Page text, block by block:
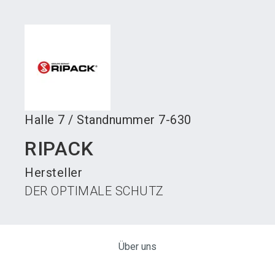
Halle 7 / Standnummer 7-630
RIPACK
Hersteller
DER OPTIMALE SCHUTZ
Über uns